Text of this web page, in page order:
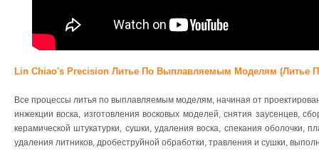
Lin Chiao's Precision Литье По Выплавляемым Моделям (литье
Все процессы литья по выплавляемым моделям, начиная от
инжекции воска, изготовления восковых моделей, снятия заусенцев,
керамической штукатурки, сушки, удаления воска, спекания оболочки,
удаления литников, дробеструйной обработки, травления и сушки,